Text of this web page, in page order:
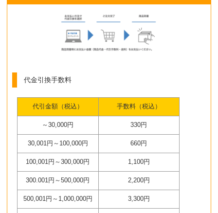
代金引換手数料
代引金額（税込） 手数料（税込）
～30,000円 330円
30,001円～100,000円 660円
100,001円～300,000円 1,100円
300.001円～500,000円 2,200円
500,001円～1,000,000円 3,300円